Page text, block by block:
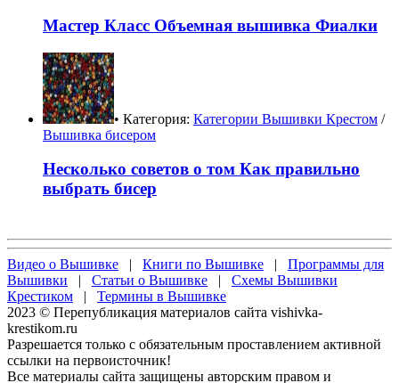
Мастер Класс Объемная вышивка Фиалки
• Категория: Категории Вышивки Крестом /
Вышивка бисером
Несколько советов о том Как правильно
выбрать бисер
Видео о Вышивке | Книги по Вышивке | Программы для
Вышивки | Статьи о Вышивке | Схемы Вышивки
Крестиком | Термины в Вышивке
2023 © Перепубликация материалов сайта vishivka-
krestikom.ru
Разрешается только с обязательным проставлением активной
ссылки на первоисточник!
Все материалы сайта защищены авторским правом и